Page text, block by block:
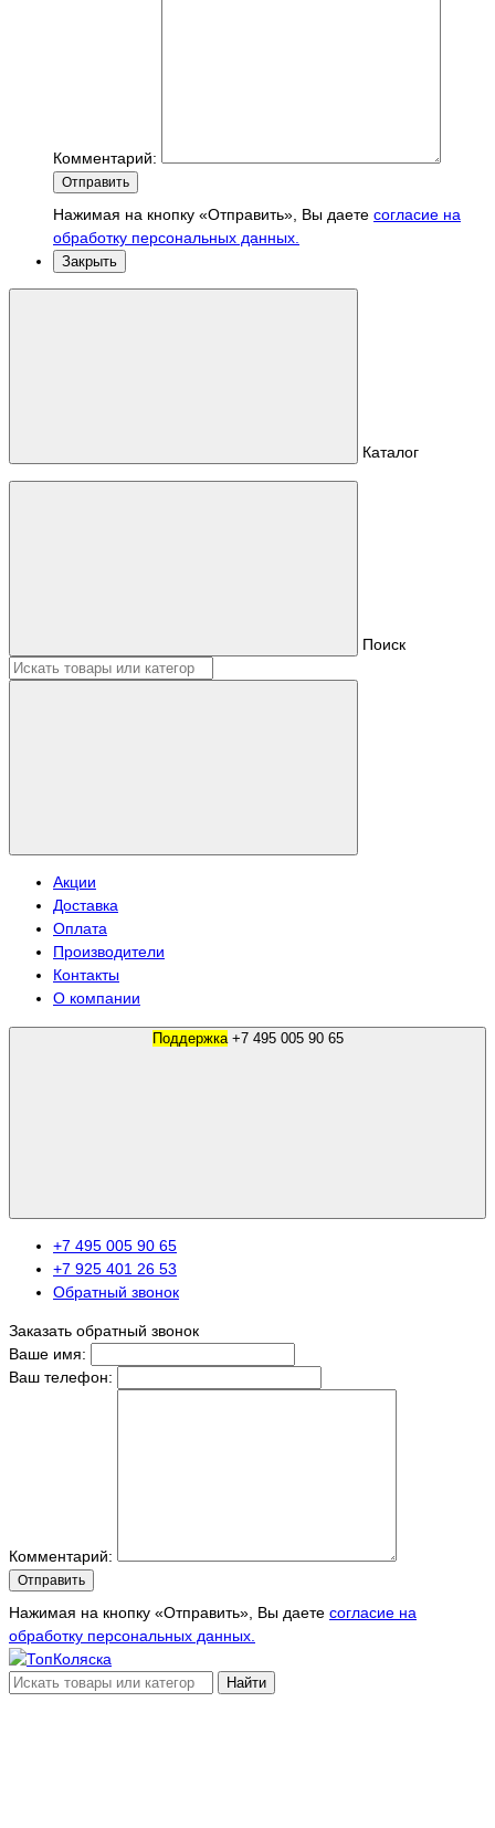
Комментарий:
Отправить
Нажимая на кнопку «Отправить», Вы даете согласие на
обработку персональных данных.
Закрыть
Каталог
Поиск
Акции
Доставка
Оплата
Производители
Контакты
О компании
Поддержка +7 495 005 90 65
+7 495 005 90 65
+7 925 401 26 53
Обратный звонок
Заказать обратный звонок
Ваше имя:
Ваш телефон:
Комментарий:
Отправить
Нажимая на кнопку «Отправить», Вы даете согласие на
обработку персональных данных.
Найти